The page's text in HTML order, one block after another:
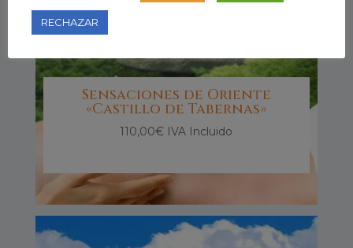
Sensaciones de Oriente
«Castillo de Tabernas»
110,00€ IVA Incluido
RECHAZAR